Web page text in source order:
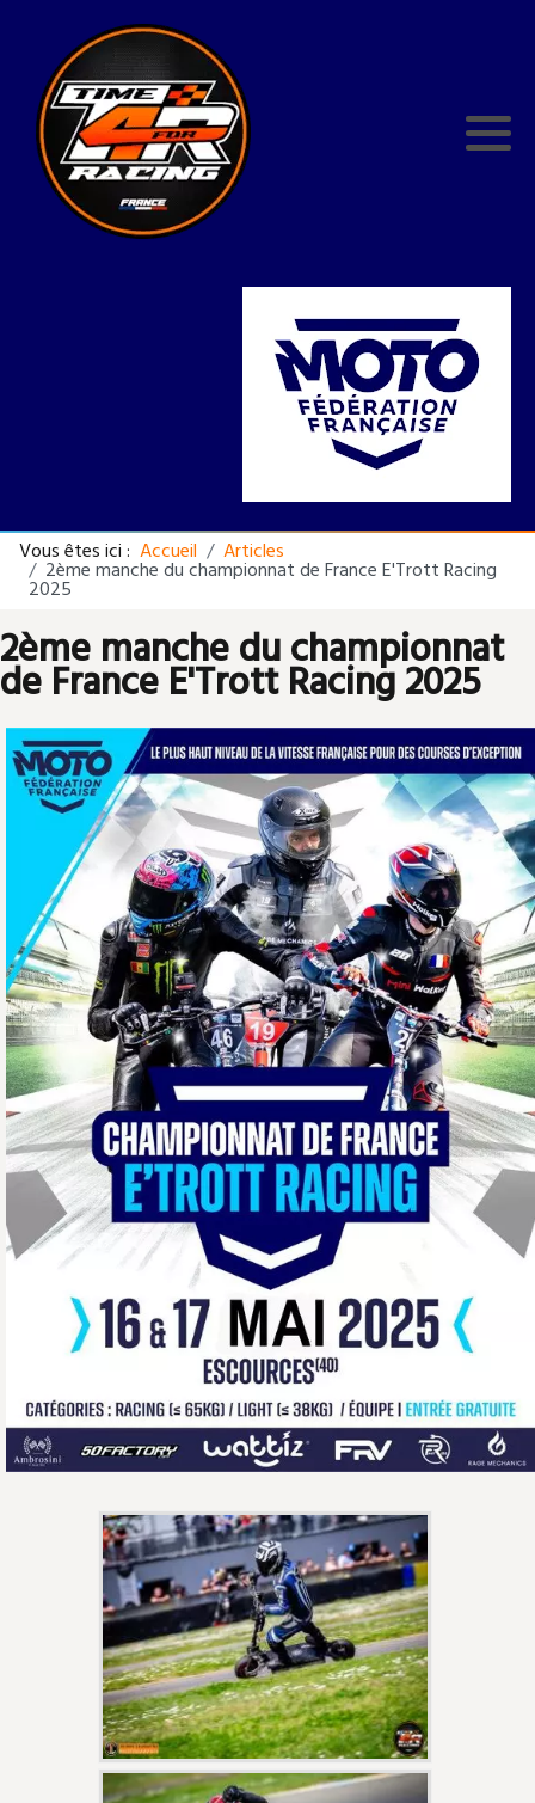
Vous êtes ici : Accueil Articles
2ème manche du championnat de France E'Trott Racing
2025
2ème manche du championnat
de France E'Trott Racing 2025